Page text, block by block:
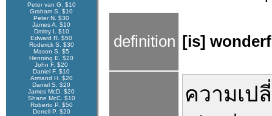
Peter van G. $10
Graham S. $10
Peter N. $30
James A. $10
Dmitry I. $10
Edward R. $50
Roderick S. $30
Mason S. $5
Henning E. $20
John F. $20
Daniel F. $10
Armand H. $20
Daniel S. $20
James McD. $20
Shane McC. $10
Roberto P. $50
Derrell P. $20
definition [is]
ความเป